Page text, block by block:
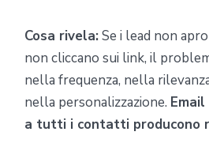
Cosa rivela:Se i lead non
non cliccano sui link, il
nella frequenza, nella
nella personalizzazione.
a tutti i contatti producono